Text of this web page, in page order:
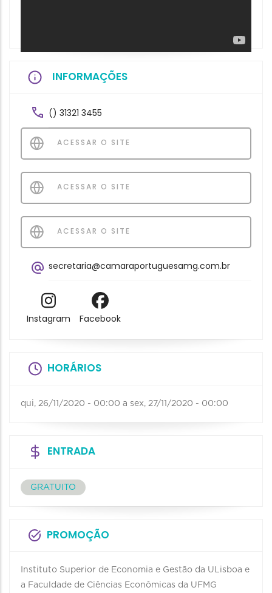
INFORMAÇÕES
() 31321 3455
ACESSAR O SITE
ACESSAR O SITE
ACESSAR O SITE
secretaria@camaraportuguesamg.com.br
Instagram Facebook
HORÁRIOS
qui, 26/11/2020 - 00:00 a sex, 27/11/2020 - 00:00
ENTRADA
GRATUITO
PROMOÇÃO
Instituto Superior de Economia e Gestão da ULisboa e
a Faculdade de Ciências Econômicas da UFMG